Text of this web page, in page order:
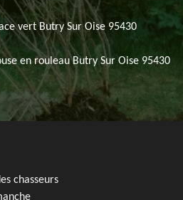
vert Butry Sur Oise 95430
en rouleau Butry Sur Oise 95430
chasseurs